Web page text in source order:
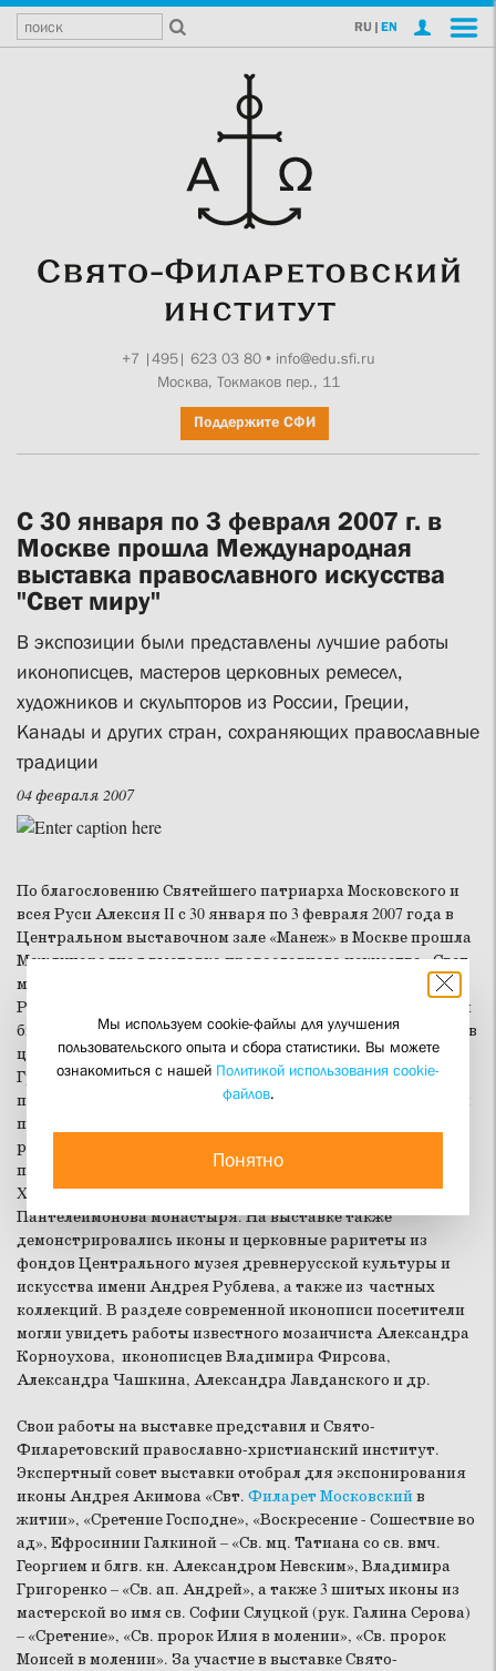
RU | EN
+7 |495| 623 03 80• info@edu.sfi.ru
Москва, Токмаков пер., 11
Поддержите СФИ
С 30 января по 3 февраля 2007 г. в
Москве прошла Международная
выставка православного искусства
"Свет миру"
В экспозиции были представлены лучшие работы
иконописцев, мастеров церковных ремесел,
художников и скульпторов из России, Греции,
Канады и других стран, сохраняющих православные
традиции
04 февраля 2007
По благословению Святейшего патриарха Московского и
всея Руси Алексия II с 30 января по 3 февраля 2007 года в
Центральном выставочном зале «Манеж» в Москве прошла
Международная выставка православного искусства «Свет
миру», приуроченная к XV Международным
Рождественским образовательным чтениям. В экспозиции
были представлены лучшие работы иконописцев, мастеров
церковных ремесел, художников и скульпторов из России,
Греции, Канады и других стран, сохраняющих
православные традиции. Отдельный раздел выставки был
посвящен духовным связям России и Афона. Наряду с
работами афонских монахов–иконописцев, впервые были
представлены уникальные фотографии второй половины
XIX века из архива Русского на Афоне Свято-
Пантелеимонова монастыря. На выставке также
демонстрировались иконы и церковные раритеты из
фондов Центрального музея древнерусской культуры и
искусства имени Андрея Рублева, а также из частных
коллекций. В разделе современной иконописи посетители
могли увидеть работы известного мозаичиста Александра
Корноухова, иконописцев Владимира Фирсова,
Александра Чашкина, Александра Лавданского и др.
Свои работы на выставке представил и Свято-
Филаретовский православно-христианский институт.
Экспертный совет выставки отобрал для экспонирования
иконы Андрея Акимова «Свт. Филарет Московскийв
житии», «Сретение Господне», «Воскресение - Сошествие во
ад», Ефросинии Галкиной – «Св. мц. Татиана со св. вмч.
Георгием и блгв. кн. Александром Невским», Владимира
Григоренко – «Св. ап. Андрей», а также 3 шитых иконы из
мастерской во имя св. Софии Слуцкой (рук. Галина Серова)
– «Сретение», «Св. пророк Илия в молении», «Св. пророк
Моисей в молении». За участие в выставке Свято-
Мы используем cookie-файлы для улучшения
пользовательского опыта и сбора статистики. Вы можете
ознакомиться с нашей Политикой использования cookie-
файлов.
Понятно